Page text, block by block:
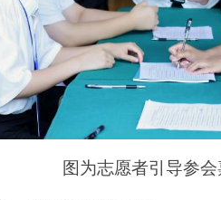
图为志愿者引导参会